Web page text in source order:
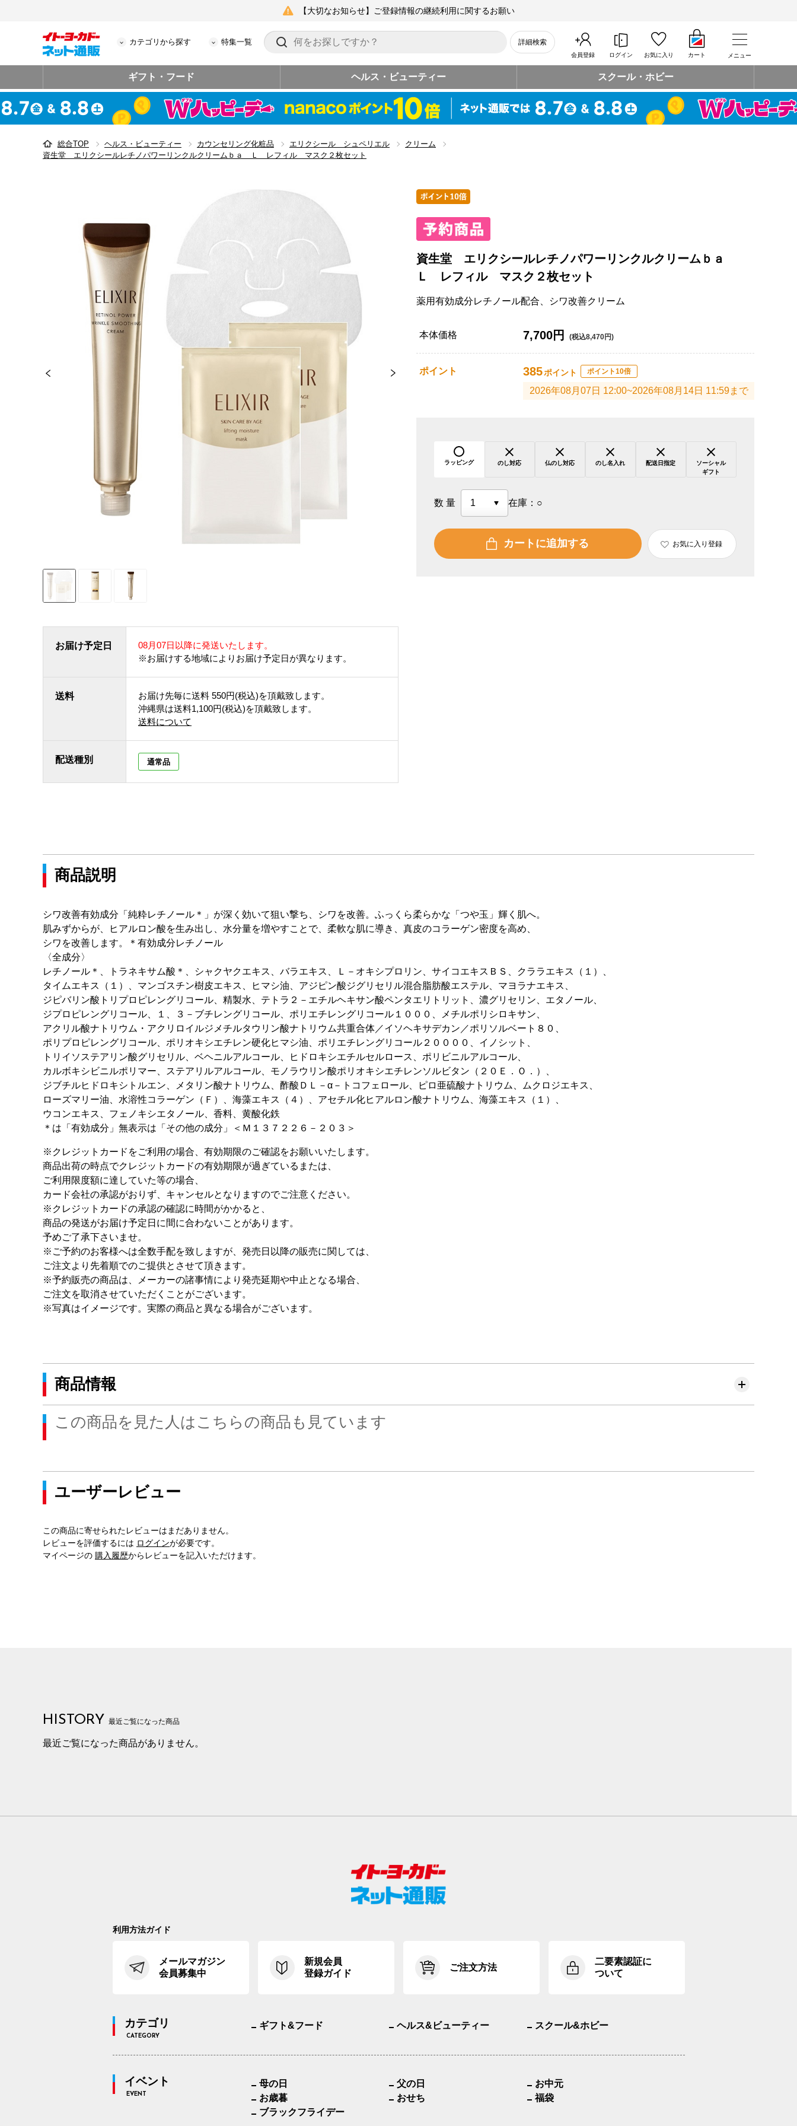
【大切なお知らせ】ご登録情報の継続利用に関するお願い
カテゴリから探す 特集一覧 詳細検索
会員登録 ログイン お気に入り カート メニュー
ギフト・フード ヘルス・ビューティー スクール・ホビー
総合TOP ヘルス・ビューティー カウンセリング化粧品 エリクシール シュペリエル
クリーム
資生堂 エリクシールレチノパワーリンクルクリームｂａ Ｌ レフィル マスク２枚セット
お届け予定日
08月07日以降に発送いたします。
※お届けする地域によりお届け予定日が異なります。
送料 お届け先毎に送料 550円(税込)を頂戴致します。
沖縄県は送料1,100円(税込)を頂戴致します。
送料について
配送種別 通常品
資生堂 エリクシールレチノパワーリンクルクリームｂａ
Ｌ レフィル マスク２枚セット
薬用有効成分レチノール配合、シワ改善クリーム
本体価格 7,700円 (税込8,470円)
ポイント 385ポイント ポイント10倍
2026年08月07日 12:00~2026年08月14日 11:59まで
ラッピング のし対応 仏のし対応 のし名入れ 配送日指定
ソーシャル
ギフト
数量 在庫： ○
カートに追加する お気に入り登録
商品説明
シワ改善有効成分「純粋レチノール＊」が深く効いて狙い撃ち、シワを改善。ふっくら柔らかな「つや玉」輝く肌へ。
肌みずからが、ヒアルロン酸を生み出し、水分量を増やすことで、柔軟な肌に導き、真皮のコラーゲン密度を高め、
シワを改善します。＊有効成分レチノール
〈全成分〉
レチノール＊、トラネキサム酸＊、シャクヤクエキス、バラエキス、Ｌ－オキシプロリン、サイコエキスＢＳ、クララエキス（１）、
タイムエキス（１）、マンゴスチン樹皮エキス、ヒマシ油、アジピン酸ジグリセリル混合脂肪酸エステル、マヨラナエキス、
ジピバリン酸トリプロピレングリコール、精製水、テトラ２－エチルヘキサン酸ペンタエリトリット、濃グリセリン、エタノール、
ジプロピレングリコール、１、３－ブチレングリコール、ポリエチレングリコール１０００、メチルポリシロキサン、
アクリル酸ナトリウム・アクリロイルジメチルタウリン酸ナトリウム共重合体／イソヘキサデカン／ポリソルベート８０、
ポリプロピレングリコール、ポリオキシエチレン硬化ヒマシ油、ポリエチレングリコール２００００、イノシット、
トリイソステアリン酸グリセリル、ベヘニルアルコール、ヒドロキシエチルセルロース、ポリビニルアルコール、
カルボキシビニルポリマー、ステアリルアルコール、モノラウリン酸ポリオキシエチレンソルビタン（２０Ｅ．Ｏ．）、
ジブチルヒドロキシトルエン、メタリン酸ナトリウム、酢酸ＤＬ－α－トコフェロール、ピロ亜硫酸ナトリウム、ムクロジエキス、
ローズマリー油、水溶性コラーゲン（Ｆ）、海藻エキス（４）、アセチル化ヒアルロン酸ナトリウム、海藻エキス（１）、
ウコンエキス、フェノキシエタノール、香料、黄酸化鉄
＊は「有効成分」無表示は「その他の成分」＜Ｍ１３７２２６－２０３＞
※クレジットカードをご利用の場合、有効期限のご確認をお願いいたします。
商品出荷の時点でクレジットカードの有効期限が過ぎているまたは、
ご利用限度額に達していた等の場合、
カード会社の承認がおりず、キャンセルとなりますのでご注意ください。
※クレジットカードの承認の確認に時間がかかると、
商品の発送がお届け予定日に間に合わないことがあります。
予めご了承下さいませ。
※ご予約のお客様へは全数手配を致しますが、発売日以降の販売に関しては、
ご注文より先着順でのご提供とさせて頂きます。
※予約販売の商品は、メーカーの諸事情により発売延期や中止となる場合、
ご注文を取消させていただくことがございます。
※写真はイメージです。実際の商品と異なる場合がございます。
商品情報
この商品を見た人はこちらの商品も見ています
ユーザーレビュー
この商品に寄せられたレビューはまだありません。
レビューを評価するには ログインが必要です。
マイページの 購入履歴からレビューを記入いただけます。
HISTORY 最近ご覧になった商品
最近ご覧になった商品がありません。
利用方法ガイド
メールマガジン
会員募集中
新規会員
登録ガイド
ご注文方法
二要素認証に
ついて
カテゴリ
CATEGORY
ギフト&フード ヘルス&ビューティー スクール&ホビー
イベント
EVENT
母の日 父の日
お中元
お歳暮
おせち
福袋
ブラックフライデー